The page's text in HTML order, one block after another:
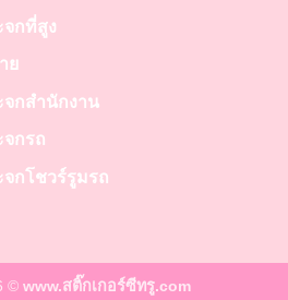
จกที่สูง
ย
จกสำนักงาน
จกรถ
กโชวร์รูมรถ
© www.สติ๊กเกอร์ซีทรู.com